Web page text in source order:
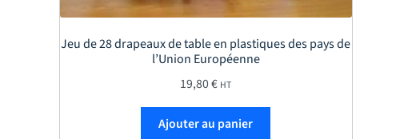
Jeu de 28 drapeaux de table en plastiques des pays de
l’Union Européenne
19,80€ HT
Ajouter au panier